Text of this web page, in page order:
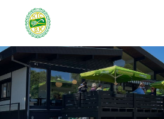
Startseite
News